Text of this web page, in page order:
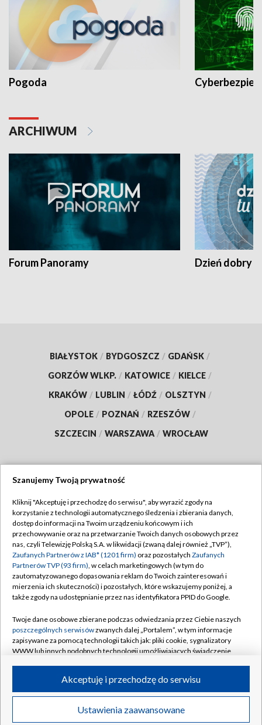
Pogoda
ARCHIWUM
Forum Panoramy Dzień dobry
BIAŁYSTOK / BYDGOSZCZ / GDAŃSK /
GORZÓW WLKP. / KATOWICE / KIELCE /
KRAKÓW / LUBLIN / ŁÓDŹ / OLSZTYN /
OPOLE / POZNAŃ / RZESZÓW /
SZCZECIN / WARSZAWA / WROCŁAW
TVP
Abonament TVP
Emisja w TVP
Centrum informacji TVP
Naziemna Telewizja Cyfrowa
Rada Programowa
System NOS
Informacje o nadawcy
Program dla prasy
Ogłoszenie przetargowe
Regulamin TVP
Polityka prywatności
Moje zgody
Pomoc
Kontakt
Kanały
©2026 Telewizja Polska S.A. w likwidacji
Szanujemy Twoją prywatność
Kliknij "Akceptuję i przechodzę do serwisu", aby wyrazić zgody na
korzystanie z technologii automatycznego śledzenia i zbierania danych,
dostęp do informacji na Twoim urządzeniu końcowym i ich
przechowywanie oraz na przetwarzanie Twoich danych osobowych przez
nas, czyli Telewizję Polską S.A. w likwidacji (zwaną dalej również „TVP”),
Zaufanych Partnerów z IAB* (1201 firm) oraz pozostałych Zaufanych
Partnerów TVP (93 firm), w celach marketingowych (w tym do
zautomatyzowanego dopasowania reklam do Twoich zainteresowań i
mierzenia ich skuteczności) i pozostałych, które wskazujemy poniżej, a
także zgody na udostępnianie przez nas identyfikatora PPID do Google.
Twoje dane osobowe zbierane podczas odwiedzania przez Ciebie naszych
poszczególnych serwisówzwanych dalej „Portalem”, w tym informacje
zapisywane za pomocą technologii takich jak: pliki cookie, sygnalizatory
WWW lub innych podobnych technologii umożliwiających świadczenie
ruchu w Internecie.
Twoje dane osobowe zbierane podczas odwiedzania przez Ciebie
poszczególnych serwisówna Portalu, takie jak adresy IP, identyfikatory
Ustawienia zaawansowane
Akceptuję i przechodzę do serwisu